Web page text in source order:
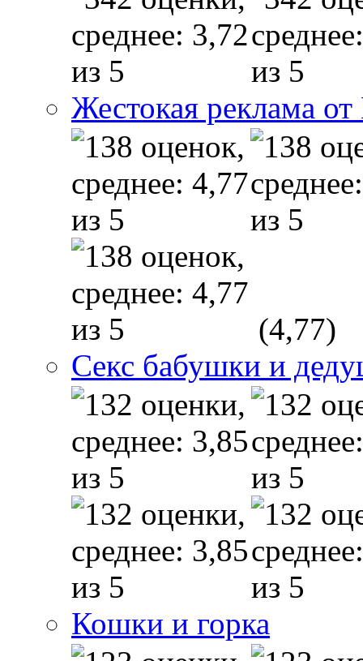
Жестокая реклама
(4,77)
Секс бабушки и
Кошки и горка